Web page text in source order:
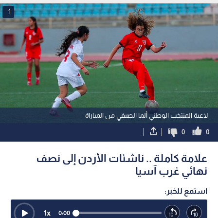
لاعبة المنتخب الوطني ألما الصيفي من المباراة
1
0
0
علامة كاملة .. ناشئات الأردن إلى نصف
نهائي غرب آسيا
استمع للخبر:
0:00
1x